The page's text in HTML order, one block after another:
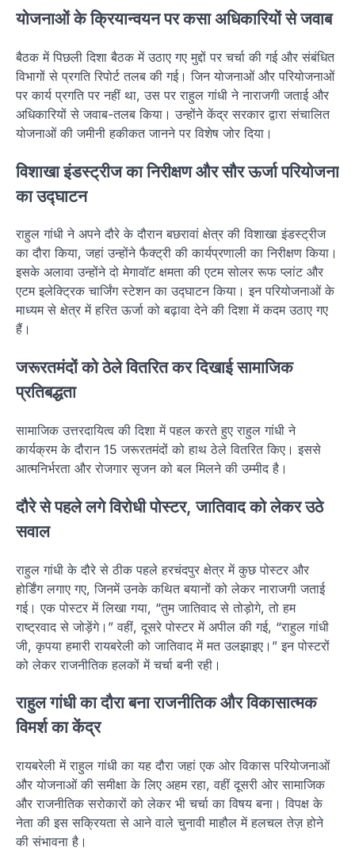
योजनाओं के क्रियान्वयन पर कसा अधिकारियों से जवाब
बैठक में पिछली दिशा बैठक में उठाए गए मुद्दों पर चर्चा की गई और संबंधित
विभागों से प्रगति रिपोर्ट तलब की गई। जिन योजनाओं और परियोजनाओं
पर कार्य प्रगति पर नहीं था, उस पर राहुल गांधी ने नाराजगी जताई और
अधिकारियों से जवाब-तलब किया। उन्होंने केंद्र सरकार द्वारा संचालित
योजनाओं की जमीनी हकीकत जानने पर विशेष जोर दिया।
विशाखा इंडस्ट्रीज का निरीक्षण और सौर ऊर्जा परियोजना
का उद्घाटन
राहुल गांधी ने अपने दौरे के दौरान बछरावां क्षेत्र की विशाखा इंडस्ट्रीज
का दौरा किया, जहां उन्होंने फैक्ट्री की कार्यप्रणाली का निरीक्षण किया।
इसके अलावा उन्होंने दो मेगावॉट क्षमता की एटम सोलर रूफ प्लांट और
एटम इलेक्ट्रिक चार्जिंग स्टेशन का उद्घाटन किया। इन परियोजनाओं के
माध्यम से क्षेत्र में हरित ऊर्जा को बढ़ावा देने की दिशा में कदम उठाए गए
हैं।
जरूरतमंदों को ठेले वितरित कर दिखाई सामाजिक
प्रतिबद्धता
सामाजिक उत्तरदायित्व की दिशा में पहल करते हुए राहुल गांधी ने
कार्यक्रम के दौरान 15 जरूरतमंदों को हाथ ठेले वितरित किए। इससे
आत्मनिर्भरता और रोजगार सृजन को बल मिलने की उम्मीद है।
दौरे से पहले लगे विरोधी पोस्टर, जातिवाद को लेकर उठे
सवाल
राहुल गांधी के दौरे से ठीक पहले हरचंदपुर क्षेत्र में कुछ पोस्टर और
होर्डिंग लगाए गए, जिनमें उनके कथित बयानों को लेकर नाराजगी जताई
गई। एक पोस्टर में लिखा गया, “तुम जातिवाद से तोड़ोगे, तो हम
राष्ट्रवाद से जोड़ेंगे।” वहीं, दूसरे पोस्टर में अपील की गई, “राहुल गांधी
जी, कृपया हमारी रायबरेली को जातिवाद में मत उलझाइए।” इन पोस्टरों
को लेकर राजनीतिक हलकों में चर्चा बनी रही।
राहुल गांधी का दौरा बना राजनीतिक और विकासात्मक
विमर्श का केंद्र
रायबरेली में राहुल गांधी का यह दौरा जहां एक ओर विकास परियोजनाओं
और योजनाओं की समीक्षा के लिए अहम रहा, वहीं दूसरी ओर सामाजिक
और राजनीतिक सरोकारों को लेकर भी चर्चा का विषय बना। विपक्ष के
नेता की इस सक्रियता से आने वाले चुनावी माहौल में हलचल तेज़ होने
की संभावना है।